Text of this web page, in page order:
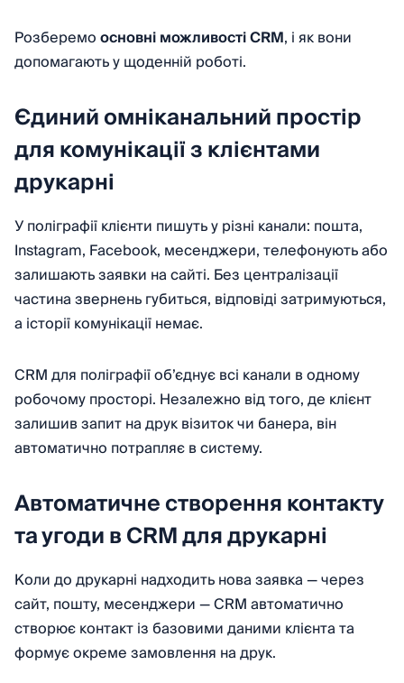
Розберемоосновні можливості CRM, і як вони
допомагають у щоденній роботі.
Єдиний омніканальний простір
для комунікації з клієнтами
друкарні
У поліграфії клієнти пишуть у різні канали: пошта,
Instagram, Facebook, месенджери, телефонують або
залишають заявки на сайті. Без централізації
частина звернень губиться, відповіді затримуються,
а історії комунікації немає.
CRM для поліграфії об’єднує всі канали в одному
робочому просторі. Незалежно від того, де клієнт
залишив запит на друк візиток чи банера, він
автоматично потрапляє в систему.
Автоматичне створення контакту
та угоди в CRM для друкарні
Коли до друкарні надходить нова заявка — через
сайт, пошту, месенджери — CRM автоматично
створює контакт із базовими даними клієнта та
формує окреме замовлення на друк.